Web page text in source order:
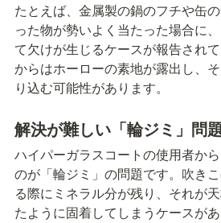
たとえば、金属製の鍋のフチや缶
った物が勢いよく当たった場合に
て欠けが生じるケースが報告され
からはホーローの素地が露出し、
り込む可能性があります。
解決が難しい「輪ジミ」問
ハイパーガラスコートの使用者か
のが「輪ジミ」の問題です。吹き
る際にミネラル分が残り、それが
たように固着してしまうケースがあ